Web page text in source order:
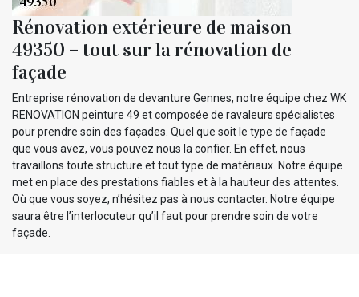
Rénovation extérieure de maison
49350 – tout sur la rénovation de
façade
Entreprise rénovation de devanture Gennes, notre équipe chez WK
RENOVATION peinture 49 et composée de ravaleurs spécialistes
pour prendre soin des façades. Quel que soit le type de façade
que vous avez, vous pouvez nous la confier. En effet, nous
travaillons toute structure et tout type de matériaux. Notre équipe
met en place des prestations fiables et à la hauteur des attentes.
Où que vous soyez, n’hésitez pas à nous contacter. Notre équipe
saura être l’interlocuteur qu’il faut pour prendre soin de votre
façade.